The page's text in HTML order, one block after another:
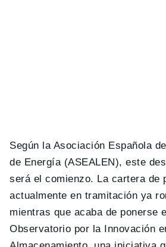
Según la Asociación Española
de Energía (ASEALEN), este
será el comienzo. La cartera de
actualmente en tramitación ya
mientras que acaba de ponerse
Observatorio por la Innovación